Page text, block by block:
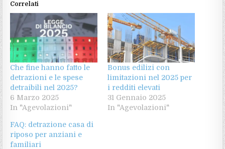
Correlati
Che fine hanno fatto le
detrazioni e le spese
detraibili nel 2025?
6 Marzo 2025
In "Agevolazioni"
Bonus edilizi con
limitazioni nel 2025 per
i redditi elevati
31 Gennaio 2025
In "Agevolazioni"
FAQ: detrazione casa di
riposo per anziani e
familiari